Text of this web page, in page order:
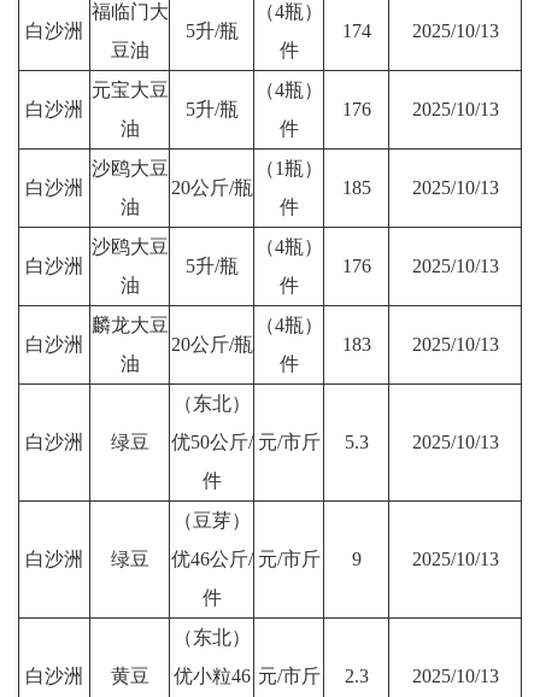
白沙洲
福临门大
豆油
5升/瓶
（4瓶）
件
174 2025/10/13
白沙洲
元宝大豆
油
5升/瓶
（4瓶）
件
176 2025/10/13
白沙洲
沙鸥大豆
油
20公斤/瓶
（1瓶）
件
185 2025/10/13
白沙洲
沙鸥大豆
油
5升/瓶
（4瓶）
件
176 2025/10/13
白沙洲
麟龙大豆
油
20公斤/瓶
（4瓶）
件
183 2025/10/13
白沙洲 绿豆
（东北）
优50公斤/
件
元/市斤 5.3 2025/10/13
白沙洲 绿豆
（豆芽）
优46公斤/
件
元/市斤 9 2025/10/13
白沙洲 黄豆
（东北）
优小粒46 元/市斤 2.3 2025/10/13